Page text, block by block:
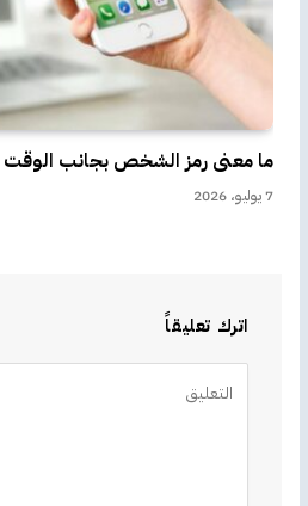
ما معنى رمز الشخص بجانب الوقت
7 يوليو، 2026
اترك تعليقاً